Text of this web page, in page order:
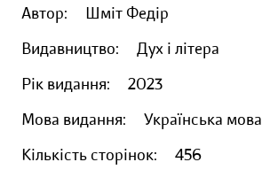
Автор:
Шміт Федір
Видавництво:
Дух і літера
Рік видання:
2023
Мова видання:
Українська мова
Кількість сторінок:
456